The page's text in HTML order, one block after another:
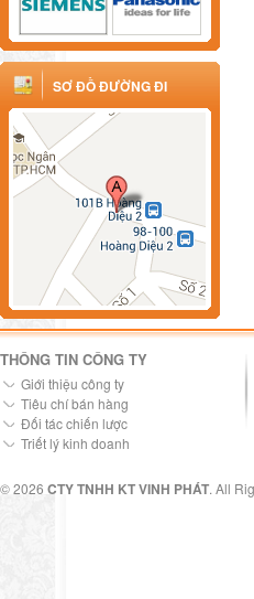
SƠ ĐỒ ĐƯỜNG ĐI
THÔNG TIN CÔNG TY
Giới thiệu công ty
Tiêu chí bán hàng
Đối tác chiến lược
Triết lý kinh doanh
© 2026 CTY TNHH KT VINH PHÁT. All